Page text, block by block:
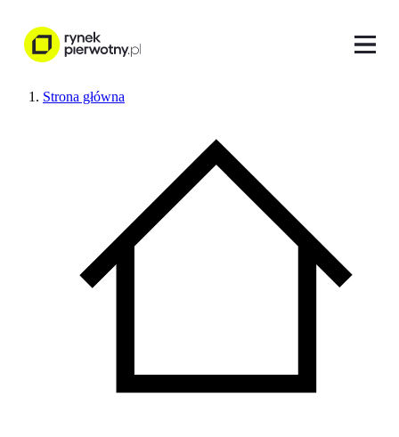
Strona główna